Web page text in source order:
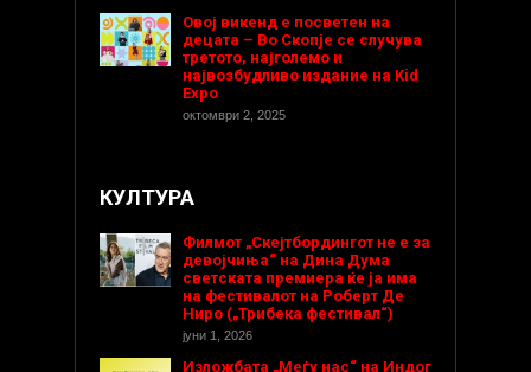
Овој викенд е посветен на
децата – Во Скопје се случува
третото, најголемо и
највозбудливо издание на Kid
Expo
октомври 2, 2025
КУЛТУРА
Филмот „Скејтбордингот не е за
девојчиња“ на Дина Дума
светската премиера ќе ја има
на фестивалот на Роберт Де
Ниро („Трибека фестивал“)
јуни 1, 2026
Изложбата „Меѓу нас“ на Индог